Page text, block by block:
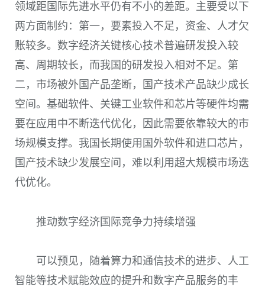
领域距国际先进水平仍有不小的差距。主要受以下
两方面制约：第一，要素投入不足，资金、人才欠
账较多。数字经济关键核心技术普遍研发投入较
高、周期较长，而我国的研发投入相对不足。第
二，市场被外国产品垄断，国产技术产品缺少成长
空间。基础软件、关键工业软件和芯片等硬件均需
要在应用中不断迭代优化，因此需要依靠较大的市
场规模支撑。我国长期使用国外软件和进口芯片，
国产技术缺少发展空间，难以利用超大规模市场迭
代优化。
推动数字经济国际竞争力持续增强
可以预见，随着算力和通信技术的进步、人工
智能等技术赋能效应的提升和数字产品服务的丰